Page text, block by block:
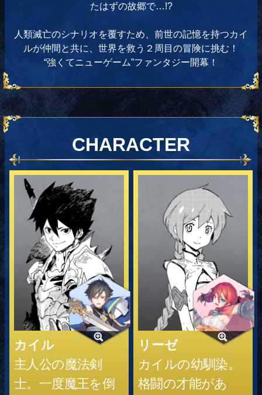
たはずの故郷で…!?
人類滅亡のシナリオを覆すため、前世の記憶を持つカイ
ルが仲間と共に、世界を救う２周目の冒険に挑む！
“強くてニューゲーム”ファンタジー開幕！
CHARACTER
カイル
主人公の魔法剣
士。一度魔王を倒
リーゼ
カイルの幼馴染。
格闘の才能があ